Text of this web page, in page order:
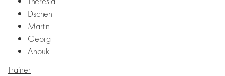
Dschen
Martin
Georg
Anouk
Trainer